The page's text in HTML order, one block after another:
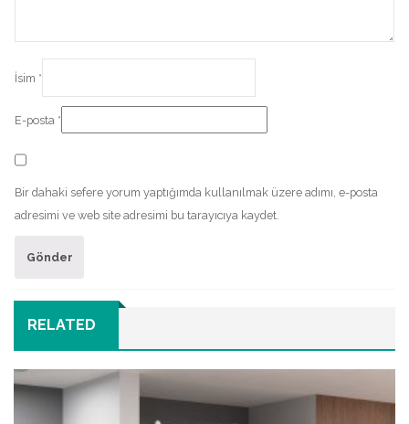
İsim *
E-posta *
Bir dahaki sefere yorum yaptığımda kullanılmak üzere adımı, e-posta
adresimi ve web site adresimi bu tarayıcıya kaydet.
RELATED